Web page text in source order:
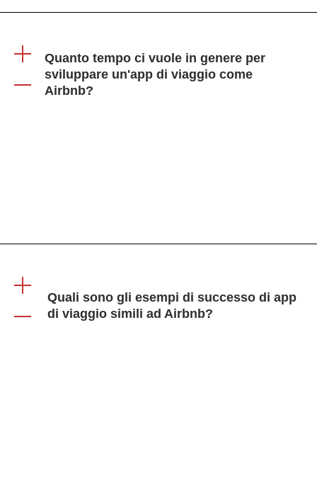
Quanto tempo ci vuole in genere per
sviluppare un'app di viaggio come
Airbnb?
Quali sono gli esempi di successo di app
di viaggio simili ad Airbnb?